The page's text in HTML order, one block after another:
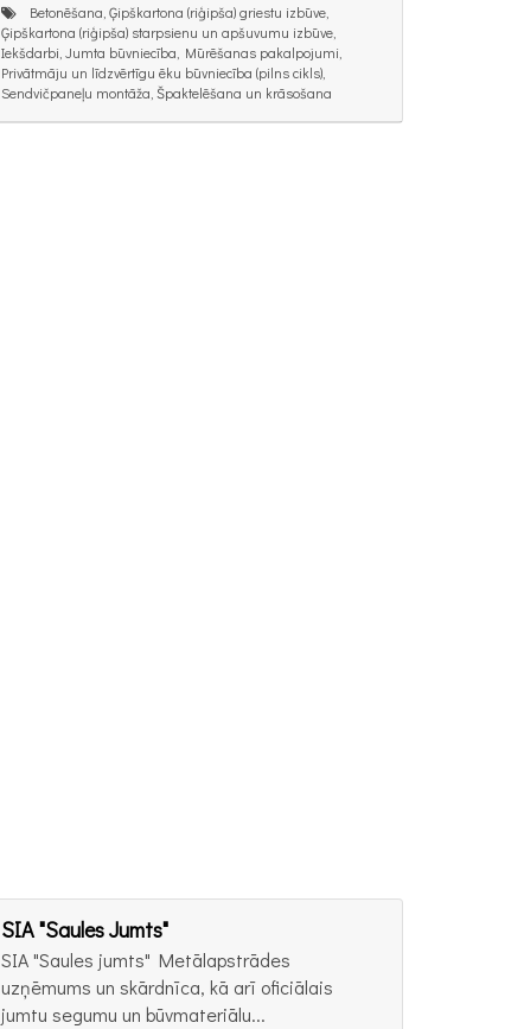
Betonēšana, Ģipškartona (riģipša) griestu izbūve,
Ģipškartona (riģipša) starpsienu un apšuvumu izbūve,
Iekšdarbi, Jumta būvniecība, Mūrēšanas pakalpojumi,
Privātmāju un līdzvērtīgu ēku būvniecība (pilns cikls),
Sendvičpaneļu montāža, Špaktelēšana un krāsošana
SIA "Saules Jumts"
SIA "Saules jumts" Metālapstrādes
uzņēmums​ un skārdnīca, kā arī oficiālais
jumtu segumu un būvmateriālu...